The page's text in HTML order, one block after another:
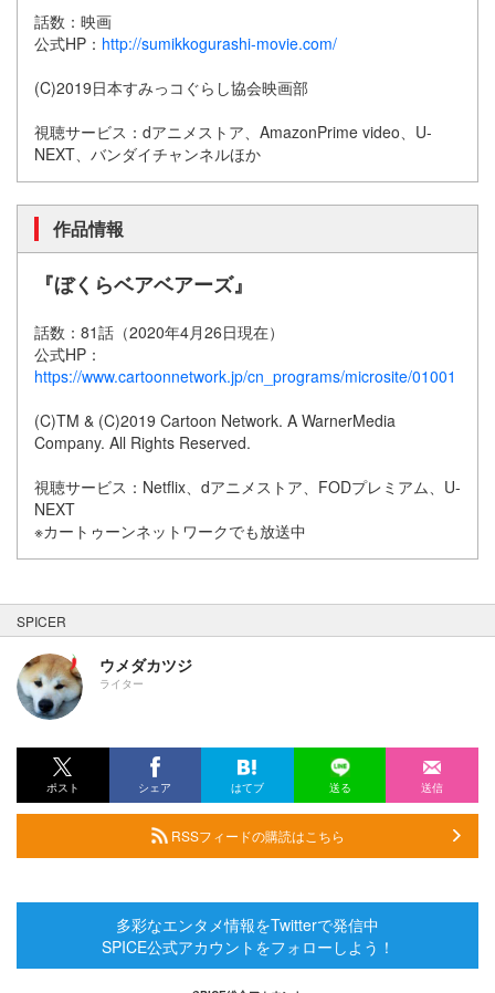
話数：映画
公式HP： http://sumikkogurashi-movie.com/
(C)2019日本すみっコぐらし協会映画部
視聴サービス：dアニメストア、AmazonPrime video、U-
NEXT、バンダイチャンネルほか
作品情報
『ぼくらベアベアーズ』
話数：81話（2020年4月26日現在）
公式HP：
https://www.cartoonnetwork.jp/cn_programs/microsite/01001
(C)TM & (C)2019 Cartoon Network. A WarnerMedia
Company. All Rights Reserved.
視聴サービス：Netflix、dアニメストア、FODプレミアム、U-
NEXT
※カートゥーンネットワークでも放送中
SPICER
ウメダカツジ
ライター
ポスト シェア はてブ 送る 送信
RSSフィードの購読はこちら
多彩なエンタメ情報をTwitterで発信中
SPICE公式アカウントをフォローしよう！